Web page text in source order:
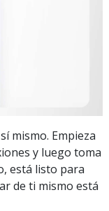
mismo. Empieza
y luego toma
está listo para
de ti mismo está